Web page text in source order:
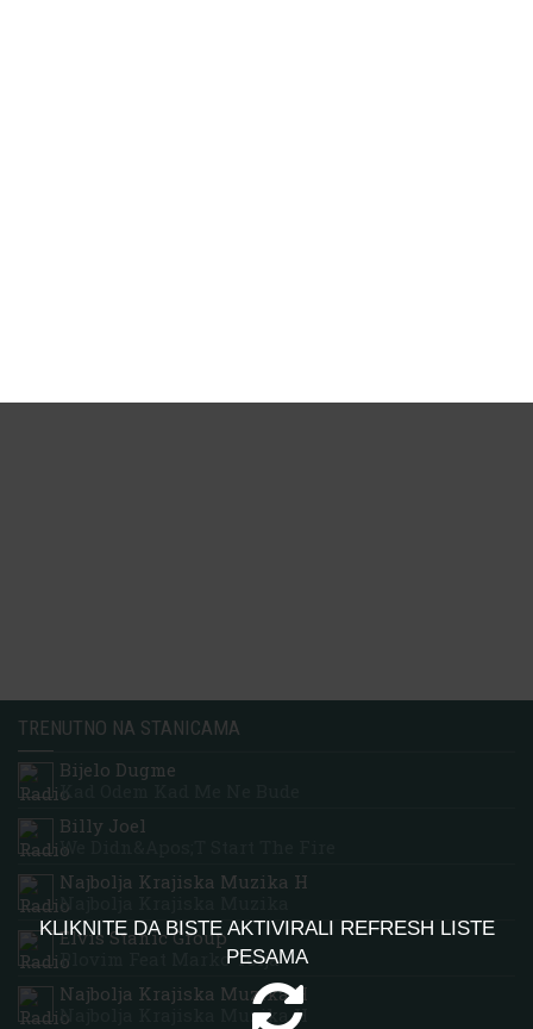
KLIKNITE DA BISTE AKTIVIRALI REFRESH LISTE
PESAMA
TRENUTNO NA STANICAMA
Bijelo Dugme
Kad Odem Kad Me Ne Bude
Billy Joel
We Didn&apos;t Start The Fire
Najbolja Krajiska Muzika H
Najbolja Krajiska Muzika
Elvis Stanic Group
Plovim Feat Marko Tolja
Najbolja Krajiska Muzika H
Najbolja Krajiska Muzika H